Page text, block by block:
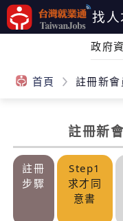
跳
到
主
找人
政府
首頁 註冊新會
註冊新
註冊
步驟
Step1
求才同
意書